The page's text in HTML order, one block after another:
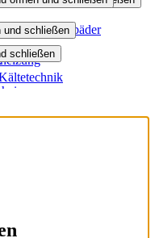
und Musterbäder
schließen
und schließen